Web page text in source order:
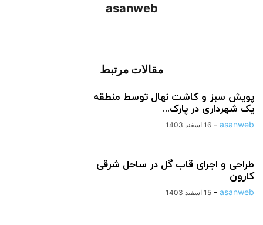
asanweb
مقالات مرتبط
پویش سبز و کاشت نهال توسط منطقه
یک شهرداری در پارک...
asanweb
- 16 اسفند 1403
طراحی و اجرای قاب گل در ساحل شرقی
کارون
asanweb
- 15 اسفند 1403